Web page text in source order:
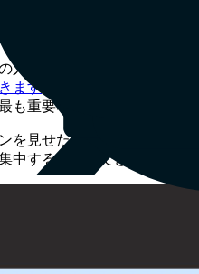
だけの存在 になっていま
人なのではなく、その一
ます 。画面を分割してニュ
も重要な部分にフォーカスで
を見せたい場合は、画面
中することができます。